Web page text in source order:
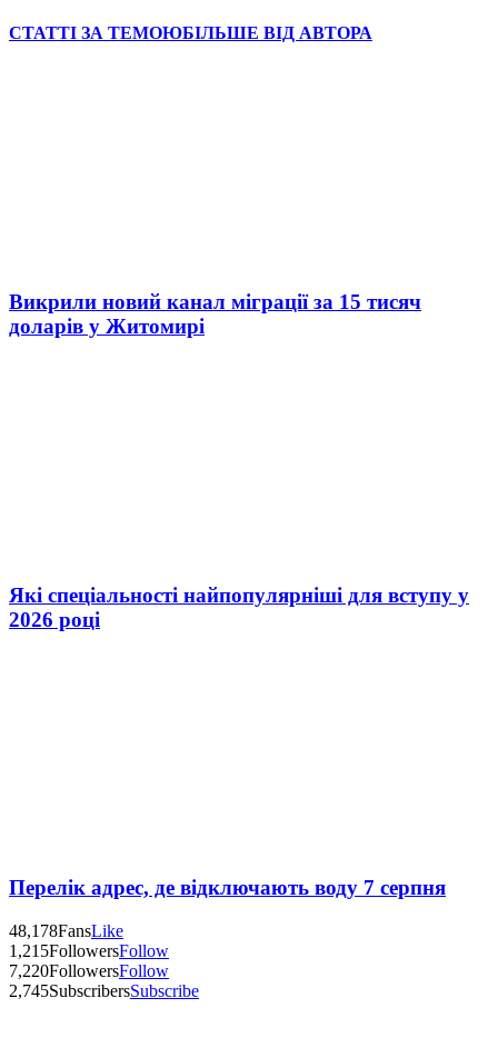
СТАТТІ ЗА ТЕМОЮБІЛЬШЕ ВІД АВТОРА
Викрили новий канал міграції за 15 тисяч
доларів у Житомирі
Які спеціальності найпопулярніші для вступу у
2026 році
Перелік адрес, де відключають воду 7 серпня
48,178FansLike
1,215FollowersFollow
7,220FollowersFollow
2,745SubscribersSubscribe